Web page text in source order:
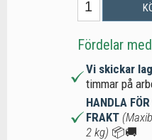
Fördelar
Vi skickar
timmar på
HANDLA
FRAKT
2 kg) 📦🚚